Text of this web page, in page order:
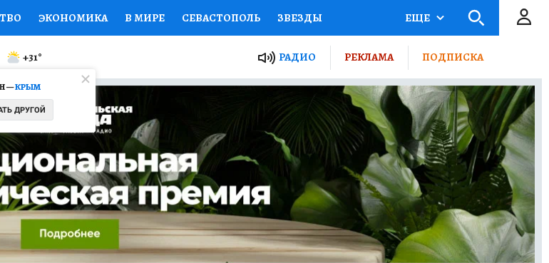
ЭКОНОМИКА В МИРЕ СЕВАСТОПОЛЬ ЗВЕЗДЫ
НАЦИОНАЛЬНЫЕ ПРОЕКТЫ РОССИИ
СЕМЬЯ ЖЕНСКИЕ СЕКРЕТЫ ПУТЕВОДИТЕЛЬ
СЕРИАЛЫ СПЕЦПРОЕКТЫ ДЕФИЦИТ ЖЕЛЕЗА ТУРИЗМ
РАБОТА У НАС ГИД ПОТРЕБИТЕЛЯ ВСЕ О КП РАДИО КП
ЕЩЕ
—КРЫМ
ДРУГОЙ
+31° РАДИО РЕКЛАМА ПОДПИСКА